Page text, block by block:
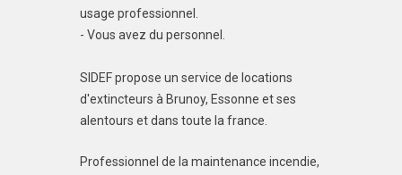
usage professionnel.
- Vous avez du personnel.
SIDEF propose un service de locations
d'extincteurs à Brunoy, Essonne et ses
alentours et dans toute la france.
Professionnel de la maintenance incendie,